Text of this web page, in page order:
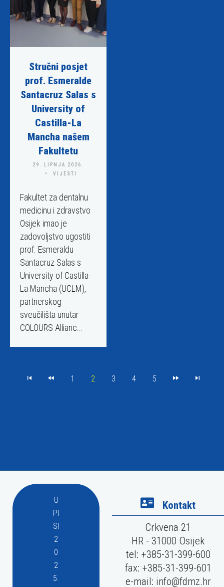
Stručni posjet
prof. Esmeralde
Santacruz Salas s
University of
Castilla-La
Mancha našem
Fakultetu
29. LIPNJA 2026.
VIJESTI
Fakultet za dentalnu
medicinu i zdravstvo
Osijek imao je
zadovoljstvo ugostiti
prof. Esmeraldu
Santacruz Salas s
University of Castilla-
La Mancha (UCLM),
partnerskog
sveučilišta unutar
COLOURS Allianc...
1 2 3 4 5
U
PI
SI
2
0
2
5.
Kontakt
Crkvena 21
HR - 31000 Osijek
tel: +385-31-399-600
fax: +385-31-399-601
e-mail: info@fdmz.hr